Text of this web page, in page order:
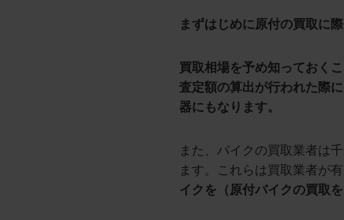
まずはじめに原付の買取に
買取相場を予め知っておく
査定額の算出が行われた際
器にもなります。
また、バイクの買取業者は
ます。これらは買取業者が
イクを（原付バイクの買取